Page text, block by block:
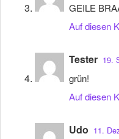
GEILE
Auf diesen
Tester 19.
grün!
Auf diesen
Udo 11.